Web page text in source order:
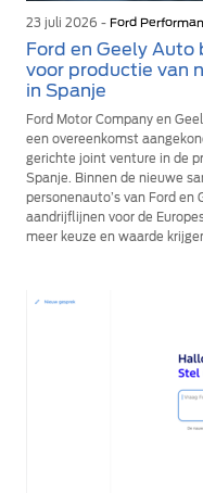
23 juli 2026 - Ford
Ford en Geely Auto
voor productie van
in Spanje
Ford Motor Company en
een overeenkomst
gerichte joint venture in de
Spanje. Binnen de nieuwe
personenauto’s van Ford en
aandrijflijnen voor de
meer keuze en waarde